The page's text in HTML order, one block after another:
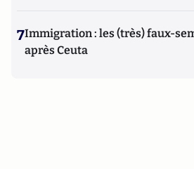
7Immigration : les (très) faux-
après Ceuta